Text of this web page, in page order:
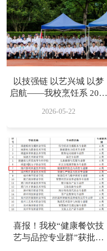
以技强链 以艺兴城 以梦
启航——我校烹饪系 2026
2026-05-22
喜报！我校“健康餐饮技
艺与品控专业群”获批省